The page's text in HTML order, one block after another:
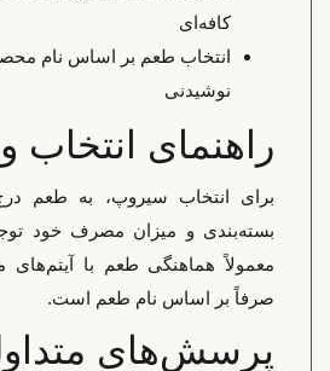
کافه‌ای
انتخاب طعم بر اساس نام محصول
نوشیدنی
راهنمای انتخاب و
برای انتخاب سیروپ، به طعم
بسته‌بندی و میزان مصرف خود توجه
معمولاً هماهنگی طعم با آیتم‌های
صرفاً بر اساس نام طعم است.
پرسش‌های